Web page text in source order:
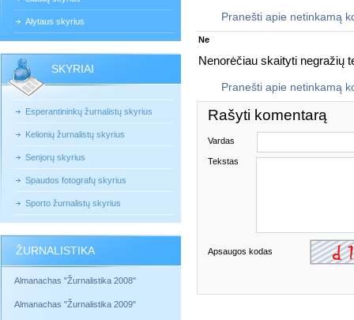
Alytaus skyrius
SKYRIAI
Esperantininkų žurnalistų skyrius
Kelionių žurnalistų skyrius
Senjorų skyrius
Spaudos fotografų skyrius
Sporto žurnalistų skyrius
ŽURNALISTIKA
Almanachas "Žurnalistika 2008"
Almanachas "Žurnalistika 2009"
Pranešti apie netinkamą
Ne
Nenorėčiau skaityti negražių
Pranešti apie netinkamą
Rašyti komentarą
Vardas
Tekstas
Apsaugos kodas